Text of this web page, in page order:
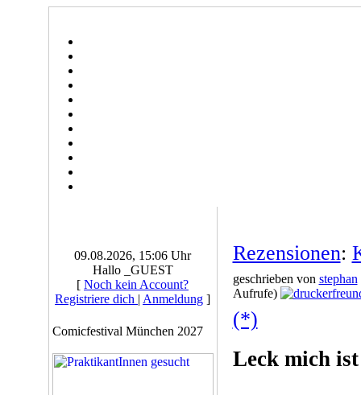
09.08.2026, 15:06 Uhr
Hallo _GUEST
[ Noch kein Account?
Registriere dich | Anmeldung ]
Comicfestival München 2027
Rezensionen:
geschrieben von stephan
Aufrufe)
(*)
Leck mich